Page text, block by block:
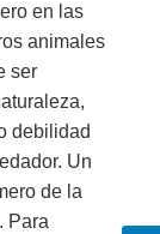
en las
animales
ser
debilidad
Un
de la
Para